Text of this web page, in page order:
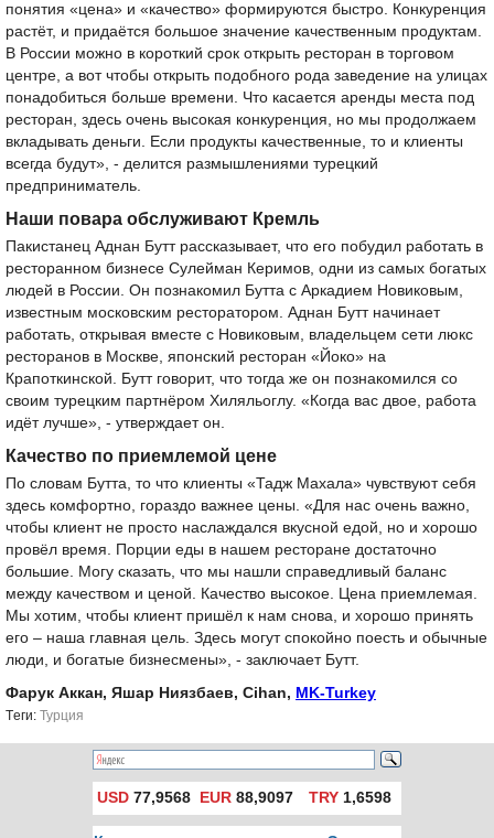
понятия «цена» и «качество» формируются быстро. Конкуренция
растёт, и придаётся большое значение качественным продуктам.
В России можно в короткий срок открыть ресторан в торговом
центре, а вот чтобы открыть подобного рода заведение на улицах
понадобиться больше времени. Что касается аренды места под
ресторан, здесь очень высокая конкуренция, но мы продолжаем
вкладывать деньги. Если продукты качественные, то и клиенты
всегда будут», - делится размышлениями турецкий
предприниматель.
Наши повара обслуживают Кремль
Пакистанец Аднан Бутт рассказывает, что его побудил работать в
ресторанном бизнесе Сулейман Керимов, одни из самых богатых
людей в России. Он познакомил Бутта с Аркадием Новиковым,
известным московским ресторатором. Аднан Бутт начинает
работать, открывая вместе с Новиковым, владельцем сети люкс
ресторанов в Москве, японский ресторан «Йоко» на
Крапоткинской. Бутт говорит, что тогда же он познакомился со
своим турецким партнёром Хиляльоглу. «Когда вас двое, работа
идёт лучше», - утверждает он.
Качество по приемлемой цене
По словам Бутта, то что клиенты «Тадж Махала» чувствуют себя
здесь комфортно, гораздо важнее цены. «Для нас очень важно,
чтобы клиент не просто наслаждался вкусной едой, но и хорошо
провёл время. Порции еды в нашем ресторане достаточно
большие. Могу сказать, что мы нашли справедливый баланс
между качеством и ценой. Качество высокое. Цена приемлемая.
Мы хотим, чтобы клиент пришёл к нам снова, и хорошо принять
его – наша главная цель. Здесь могут спокойно поесть и обычные
люди, и богатые бизнесмены», - заключает Бутт.
Фарук Аккан, Яшар Ниязбаев, Cihan, MK-Turkey
Tеги: Турция
USD 77,9568 EUR 88,9097 TRY1,6598